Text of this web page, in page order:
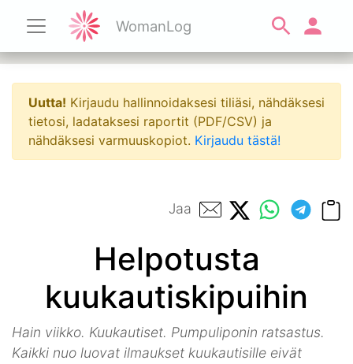
WomanLog
Uutta! Kirjaudu hallinnoidaksesi tiliäsi, nähdäksesi
tietosi, ladataksesi raportit (PDF/CSV) ja
nähdäksesi varmuuskopiot. Kirjaudu tästä!
Jaa
Helpotusta
kuukautiskipuihin
Hain viikko. Kuukautiset. Pumpuliponin ratsastus.
Kaikki nuo luovat ilmaukset kuukautisille eivät